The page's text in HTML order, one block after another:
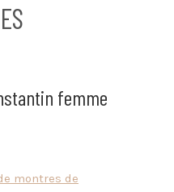
femme
montres de